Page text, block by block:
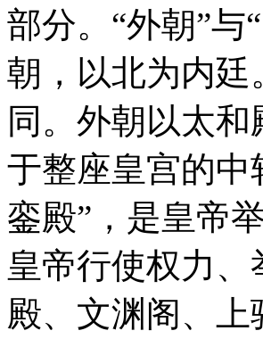
部分。“外朝”与
朝，以北为内
同。外朝以太
于整座皇宫的中
銮殿”，是皇帝
皇帝行使权力
殿、文渊阁、